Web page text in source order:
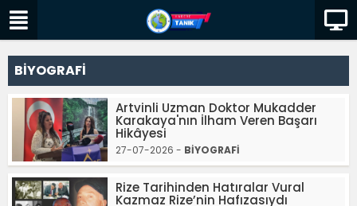
BİYOGRAFİ
Artvinli Uzman Doktor Mukadder
Karakaya'nın İlham Veren Başarı
Hikâyesi
27-07-2026 - BİYOGRAFİ
Rize Tarihinden Hatıralar Vural
Kazmaz Rize’nin Hafızasıydı